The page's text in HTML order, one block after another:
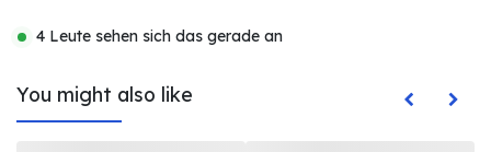
4 Leute sehen sich das gerade an
You might also like